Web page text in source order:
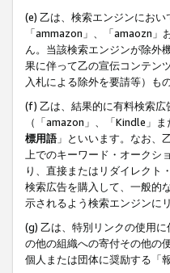
(e) 乙は、検索エンジンにお
「ammazon」、「amaozn
ん。当該検索エンジンが除外
果に伴って乙の宣伝コンテン
入札による除外を要請等）も
(f) 乙は、結果的に有料検索広
（「amazon」、「Kindle」
標用語」といいます。なお、
上でのキーワード・オークシ
り、直接またはリダイレクト
検索広告を購入して、一般的
示されるよう検索エンジンに
(g) 乙は、特別リンクの使用
の他の組織への寄付その他の
個人または団体に奨励する「